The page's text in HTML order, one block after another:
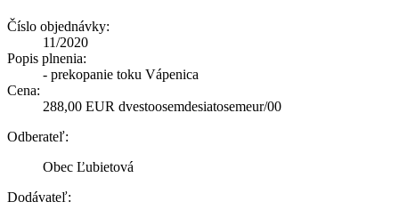
Číslo objednávky:
11/2020
Popis plnenia:
- prekopanie toku Vápenica
Cena:
288,00 EUR dvestoosemdesiatosemeur/00
Odberateľ:
Obec Ľubietová
Dodávateľ: